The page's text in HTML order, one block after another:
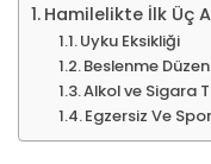
Hamilelikte İlk Üç
Uyku Eksikliği
Beslenme
Alkol ve Sigara
Egzersiz Ve Spor